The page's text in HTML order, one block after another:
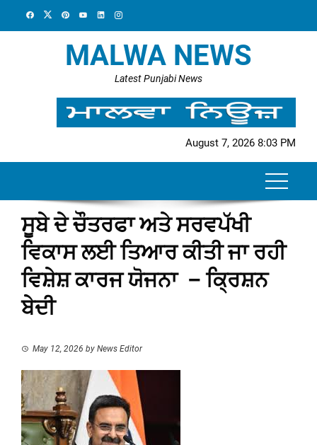
MALWA NEWS
Latest Punjabi News
August 7, 2026 8:03 PM
ਸੂਬੇ ਦੇ ਚੌਤਰਫਾ ਅਤੇ ਸਰਵਪੱਖੀ
ਵਿਕਾਸ ਲਈ ਤਿਆਰ ਕੀਤੀ ਜਾ ਰਹੀ
ਵਿਸ਼ੇਸ਼ ਕਾਰਜ ਯੋਜਨਾ – ਕ੍ਰਿਸ਼ਨ
ਬੇਦੀ
May 12, 2026 by News Editor